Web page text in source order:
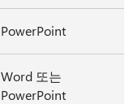
PowerPoint
Word 또는
PowerPoint